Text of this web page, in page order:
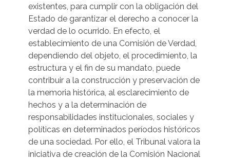
existentes, para cumplir con la obligación del
Estado de garantizar el derecho a conocer la
verdad de lo ocurrido. En efecto, el
establecimiento de una Comisión de Verdad,
dependiendo del objeto, el procedimiento, la
estructura y el fin de su mandato, puede
contribuir a la construcción y preservación de
la memoria histórica, al esclarecimiento de
hechos y a la determinación de
responsabilidades institucionales, sociales y
políticas en determinados períodos históricos
de una sociedad. Por ello, el Tribunal valora la
iniciativa de creación de la Comisión Nacional